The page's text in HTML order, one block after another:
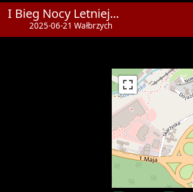
I Bieg Nocy Letniej...
2025-06-21 Wałbrzych